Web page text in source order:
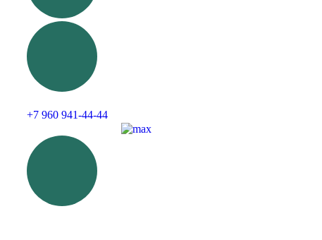
+7 960 941-44-44